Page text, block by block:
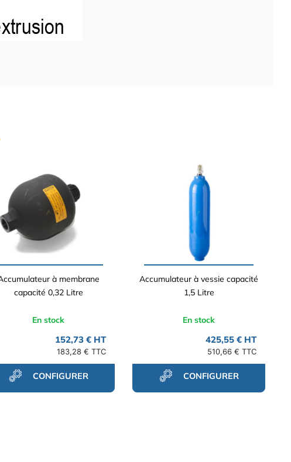
à membrane
capacité 0,32 Litre
En stock
152,73 € HT
183,28 € TTC
CONFIGURER
Accumulateur à vessie capacité
1,5 Litre
En stock
425,55 € HT
510,66 € TTC
CONFIGURER